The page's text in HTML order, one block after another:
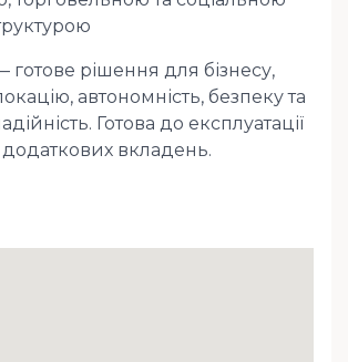
готове рішення для бізнесу,
автономність, безпеку та
Готова до експлуатації
вкладень.